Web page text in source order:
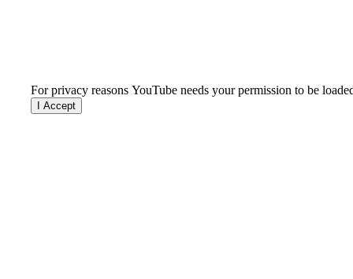
For privacy reasons YouTube needs your permission to be
I Accept